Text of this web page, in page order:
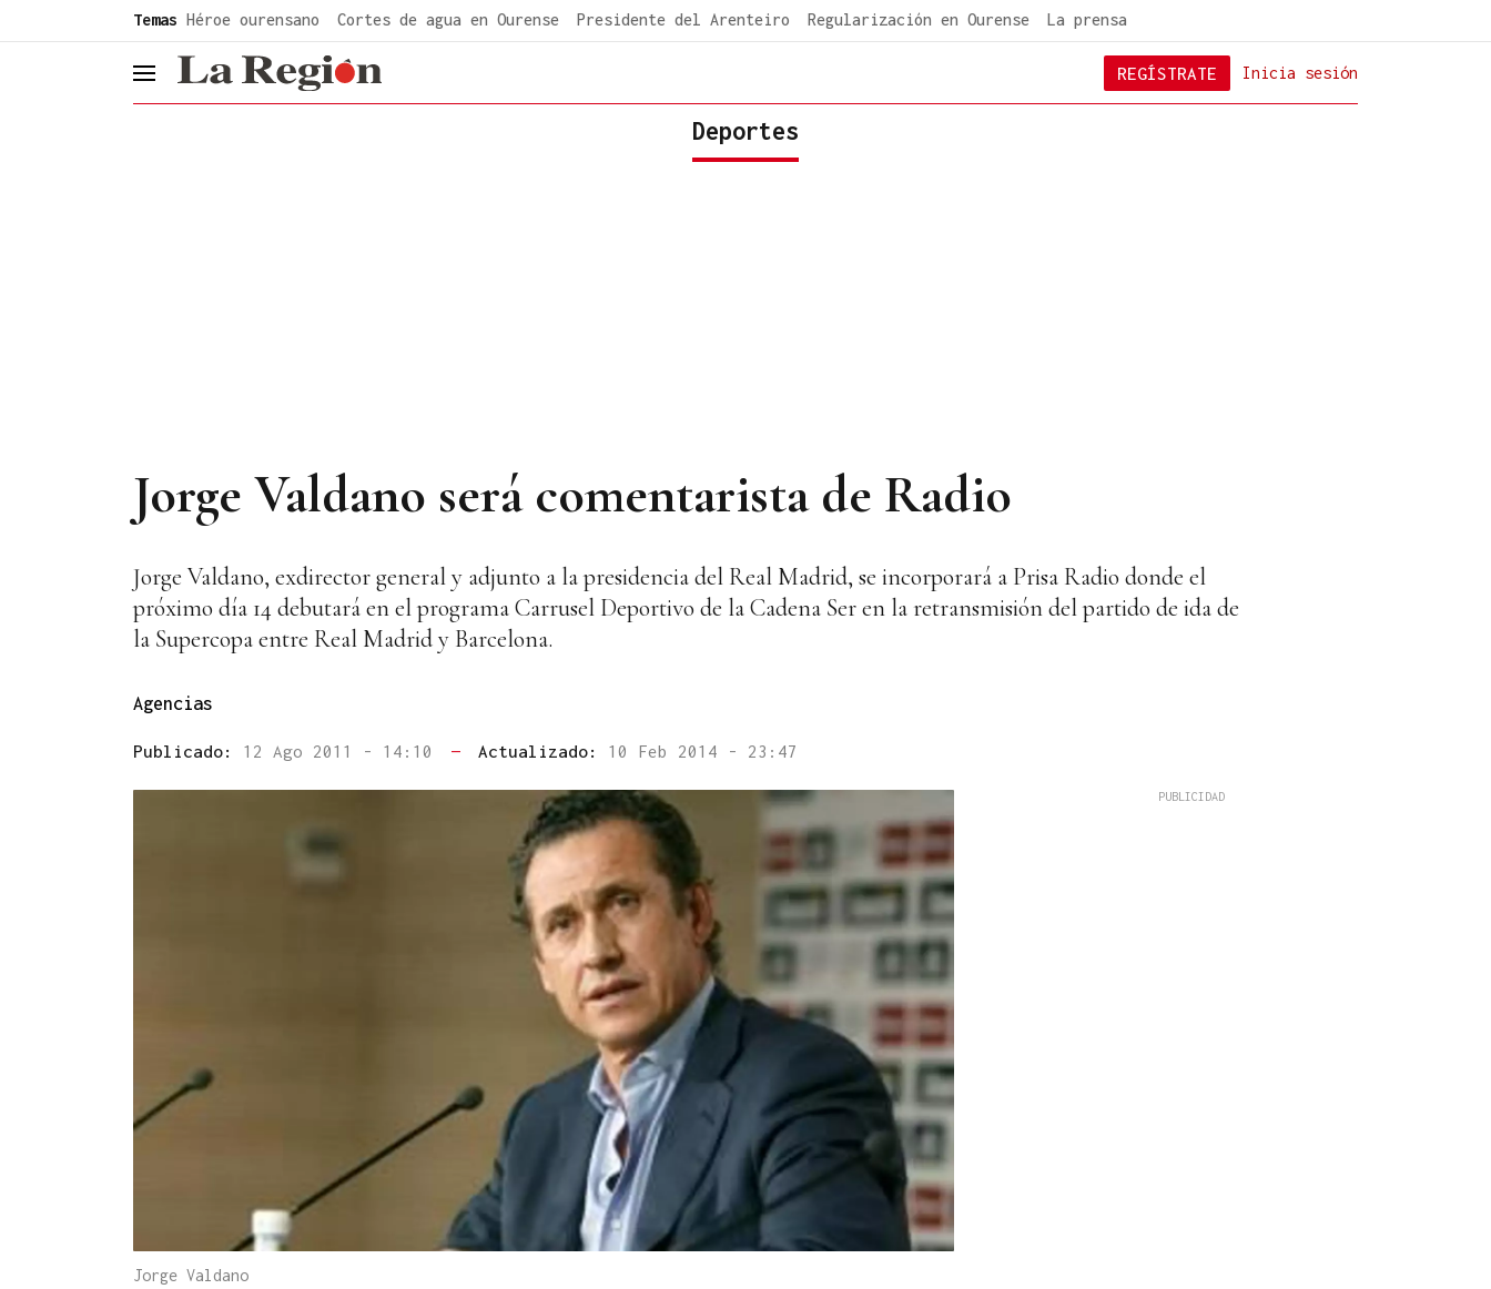
Temas Héroe ourensano Cortes de agua en Ourense Presidente del Arenteiro Regularización en Ourense La prensa
header.menu.open Inicia sesión
REGÍSTRATE
Deportes
Jorge Valdano será comentarista de Radio
Jorge Valdano, exdirector general y adjunto a la presidencia del Real Madrid, se incorporará a Prisa Radio donde el
próximo día 14 debutará en el programa Carrusel Deportivo de la Cadena Ser en la retransmisión del partido de ida de
la Supercopa entre Real Madrid y Barcelona.
Agencias
Publicado: 12 Ago 2011 - 14:10 — Actualizado: 10 Feb 2014 - 23:47
Jorge Valdano